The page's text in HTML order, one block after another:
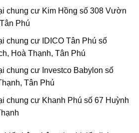
chung cư Kim Hồng số 308 Vườn
Phú
chung cư IDICO Tân Phú số
Hoà Thạnh, Tân Phú
chung cư Investco Babylon số
Tân Phú
chung cư Khanh Phú số 67 Huỳnh